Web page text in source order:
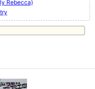
Rebecca)